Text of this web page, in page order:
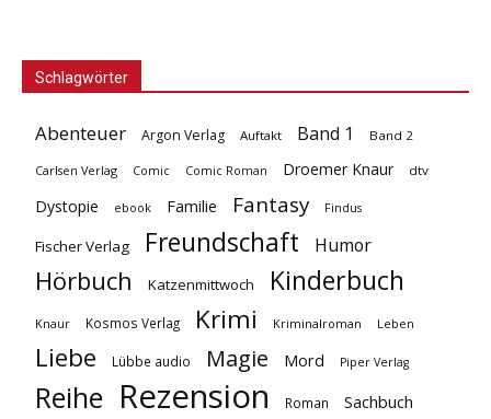
Schlagwörter
Abenteuer Argon Verlag Auftakt Band 1 Band 2
Carlsen Verlag Comic Comic Roman Droemer Knaur dtv
Dystopie ebook Familie Fantasy Findus
Fischer Verlag Freundschaft Humor
Hörbuch Katzenmittwoch Kinderbuch
Knaur Kosmos Verlag Krimi Kriminalroman Leben
Liebe Lübbe audio Magie Mord Piper Verlag
Reihe Rezension Roman Sachbuch